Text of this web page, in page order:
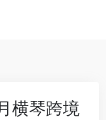
横琴跨境